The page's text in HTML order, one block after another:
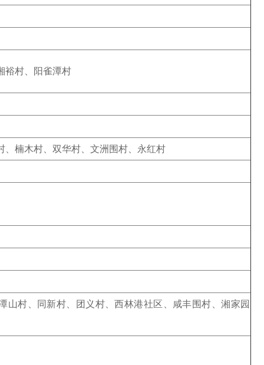
裕村、阳雀潭村
楠木村、双华村、文洲围村、永红村
村、同新村、团义村、西林港社区、咸丰围村、湘家园